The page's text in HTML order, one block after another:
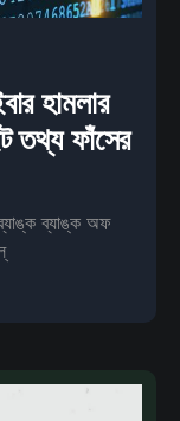
হামলার
তথ্য ফাঁসের
ব্যাঙ্ক অফ